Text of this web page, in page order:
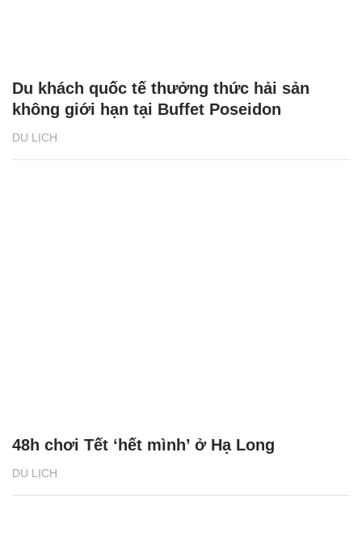
DU LỊCH
Du khách quốc tế thưởng thức hải sản
không giới hạn tại Buffet Poseidon
DU LỊCH
48h chơi Tết ‘hết mình’ ở Hạ Long